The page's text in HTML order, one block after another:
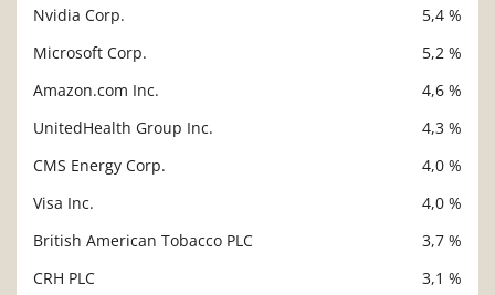
Nvidia Corp.
5,4 %
Microsoft Corp.
5,2 %
Amazon.com Inc.
4,6 %
UnitedHealth Group Inc.
4,3 %
CMS Energy Corp.
4,0 %
Visa Inc.
4,0 %
British American Tobacco PLC
3,7 %
CRH PLC
3,1 %